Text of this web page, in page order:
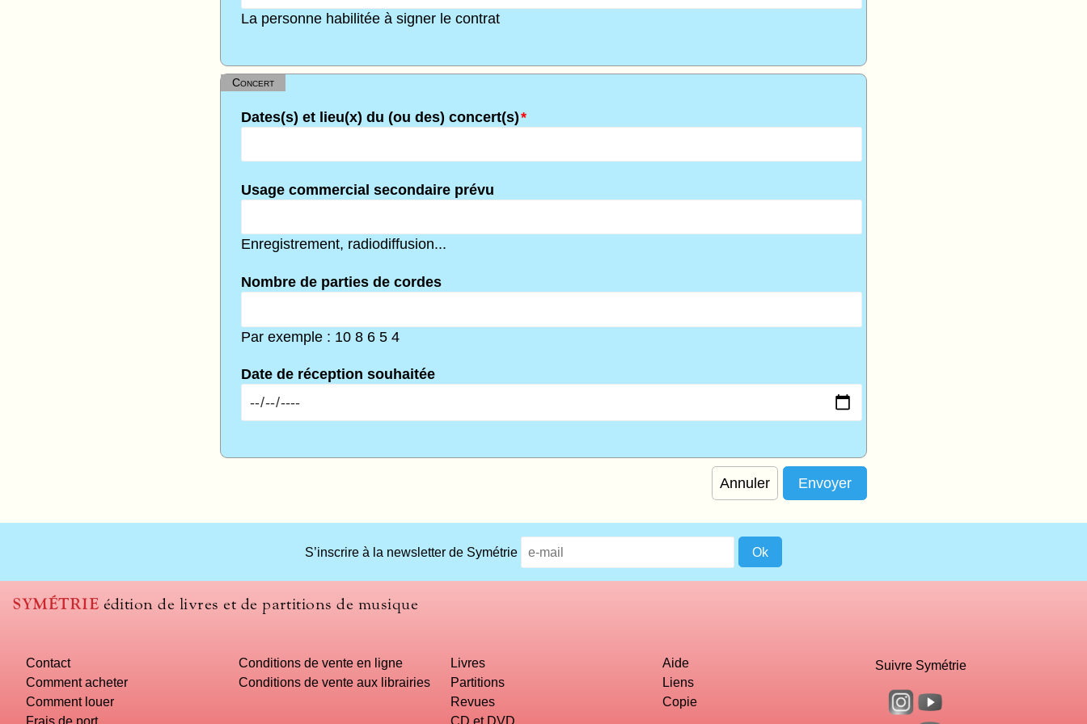
La personne habilitée à signer le contrat
Concert
*
Dates(s) et lieu(x) du (ou des) concert(s)
Usage commercial secondaire prévu
Enregistrement, radiodiffusion...
Nombre de parties de cordes
Par exemple : 10 8 6 5 4
Date de réception souhaitée
Annuler
should
we
use
you
computer?
S’inscrire à la newsletter de Symétrie
SYMÉTRIE édition de livres et de partitions de musique
Contact
Comment acheter
Comment louer
Frais de port
Conditions de vente en ligne
Conditions de vente aux librairies
Livres
Partitions
Revues
CD et DVD
Aide
Liens
Copie
Suivre Symétrie